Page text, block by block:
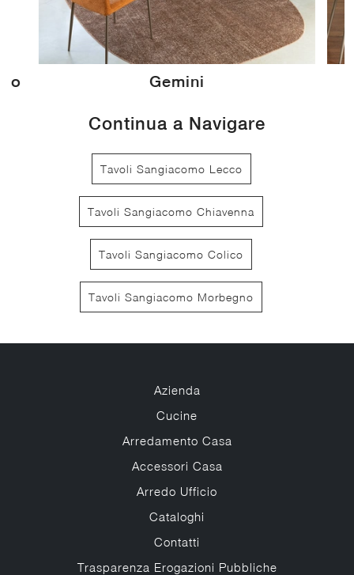
Gemini
Continua a Navigare
Tavoli Sangiacomo Lecco
Tavoli Sangiacomo Chiavenna
Tavoli Sangiacomo Colico
Tavoli Sangiacomo Morbegno
Azienda
Cucine
Arredamento Casa
Accessori Casa
Arredo Ufficio
Cataloghi
Contatti
Trasparenza Erogazioni Pubbliche